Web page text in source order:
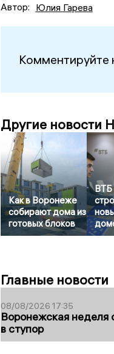
Автор: Юлия Гарева
Комментируйте
Другие новости
Как в Воронеже
собирают дома из
готовых блоков
ВТБ
Главные новости
08/08/2026 17:35
Воронежская
в ступор